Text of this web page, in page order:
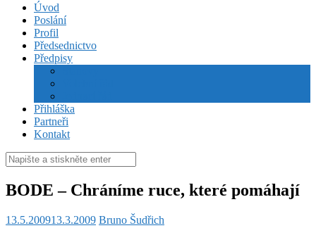
Úvod
Poslání
Profil
Předsednictvo
Předpisy
Přihláška
Partneři
Kontakt
Hledat:
BODE – Chráníme ruce, které pomáhají
13.5.200913.3.2009 Bruno Šudřich